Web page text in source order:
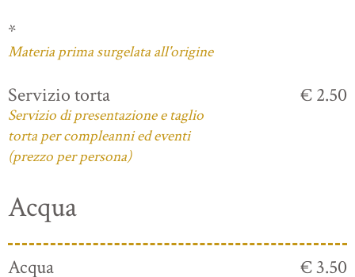
*
Materia prima surgelata all'origine
Servizio torta
Servizio di presentazione e taglio
torta per compleanni ed eventi
(prezzo per persona)
€ 2.50
Acqua
Acqua € 3.50